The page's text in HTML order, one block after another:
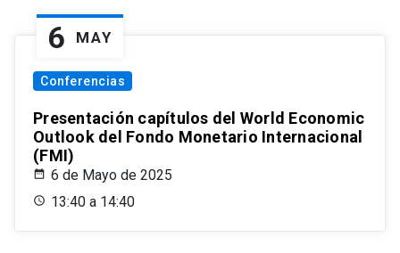
6 MAY
Conferencias
Presentación capítulos del World Economic
Outlook del Fondo Monetario Internacional
(FMI)
6 de Mayo de 2025
13:40 a 14:40